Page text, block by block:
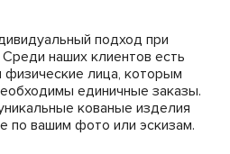
подход при
наших клиентов есть
физические лица, которым
единичные заказы.
кованые изделия
по вашим фото или эскизам.